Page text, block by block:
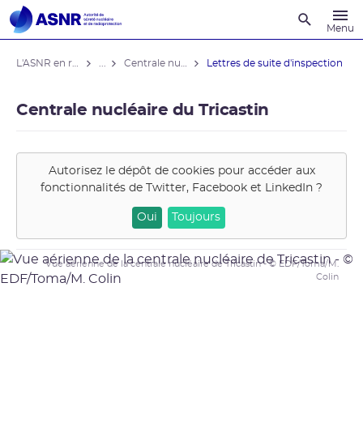
Menu
Lettres de suite d'inspection
Centrale nucléaire du Tricastin
Autorisez le dépôt de cookies pour accéder aux
fonctionnalités de Twitter, Facebook et LinkedIn ?
Oui Toujours
Vue aérienne de la centrale nucléaire de Tricastin - © EDF/Toma/M.
Colin